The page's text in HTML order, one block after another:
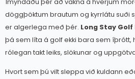
Ímyndaðu þér að vakna á hverjum
döggþöktum brautum og kyrrlátu suði
er algerlega með þér. Long Stay Golf
þá sem líta á golf ekki bara sem íþrótt,
rólegan takt leiks, slökunar og
Hvort sem þú vilt sleppa við kuldann